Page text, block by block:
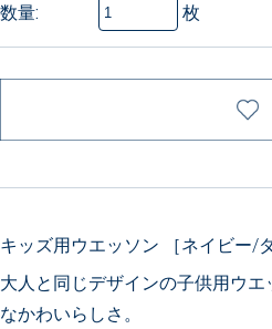
数量: 枚
キッズ用ウエッソン ［ネイビー/
大人と同じデザインの子供用ウ
なかわいらしさ。